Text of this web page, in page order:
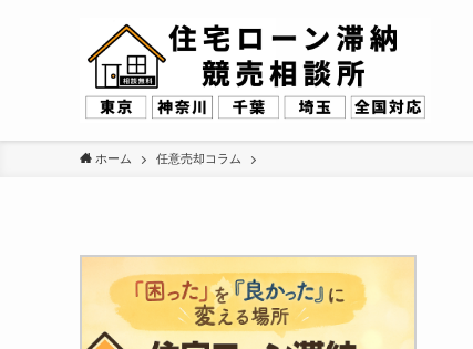
ホーム 任意売却コラム